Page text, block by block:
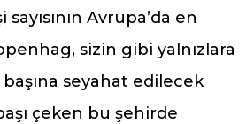
sayısının Avrupa’da en
sizin gibi yalnızlara
başına seyahat edilecek
çeken bu şehirde